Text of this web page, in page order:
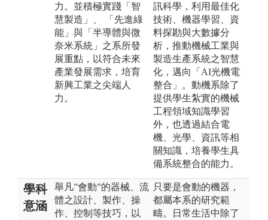
力。並積極實踐「智
慧製造」、 「先進綠
能」與「半導體與微
奈米系統」之系所發
展重點，以符合未來
產業發展需求，培育
新興工業之尖端人
力。
訊科學，利用最佳化
技術、機器學習、資
料探勘與大數據分
析，推動機械工業與
製造生產系統之智慧
化，邁向「AI光機電
整合」。動機系除了
提供學生紮實的機械
工程領域知識學習
外，也透過結合電
機、光學、資訊等相
關知識，培養學生具
備系統整合的能力。
學科
意涵
舉凡”會動”的器械、流
體之設計、製作、操
作、控制等技巧，以
只要是會動的機器，
都屬本系的研究範
疇。日常生活中除了